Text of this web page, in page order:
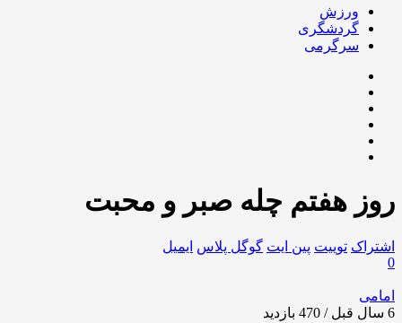
ورزش
گردشگری
سرگرمی
روز هفتم چله صبر و محبت
اشتراک توییت پین ایت گوگل‌ پلاس ایمیل
0
امامی
6 سال قبل / 470
بازدید